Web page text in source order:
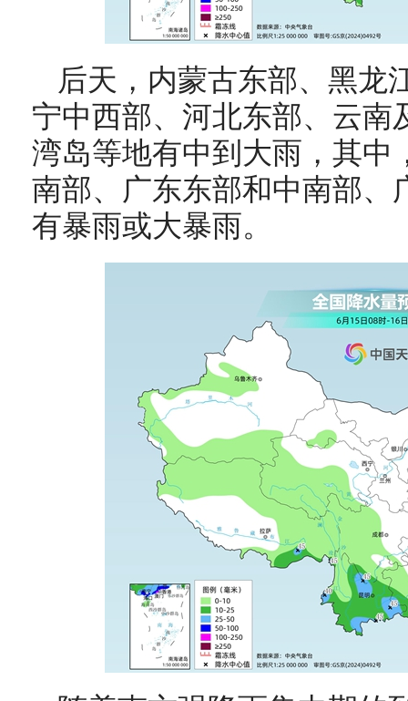
后天， 内蒙古东部、黑龙
宁中西部、河北东部、云南
湾岛等地有中到大雨，其中
南部、广东东部和中南部、
有暴雨或大暴雨。